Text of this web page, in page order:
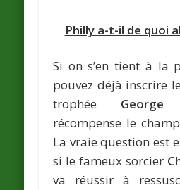
Philly a-t-il de quoi
Si on s’en tient à la
pouvez déjà inscrire
trophée George
récompense le
La vraie question est
si le fameux sorcier
va réussir à